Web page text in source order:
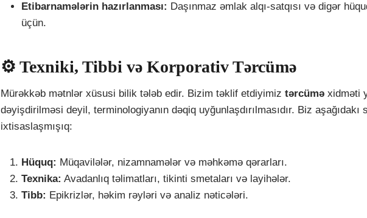
Etibarnamələrin hazırlanması: Daşınmaz əmlak alqı-satqısı və digər
üçün.
⚙️ Texniki, Tibbi və Korporativ Tərcümə
Mürəkkəb mətnlər xüsusi bilik tələb edir. Bizim təklif etdiyimiz tərcümə xidməti
dəyişdirilməsi deyil, terminologiyanın dəqiq uyğunlaşdırılmasıdır. Biz aşağıdakı
ixtisaslaşmışıq:
Hüquq: Müqavilələr, nizamnamələr və məhkəmə qərarları.
Texnika: Avadanlıq təlimatları, tikinti smetaları və layihələr.
Tibb: Epikrizlər, həkim rəyləri və analiz nəticələri.